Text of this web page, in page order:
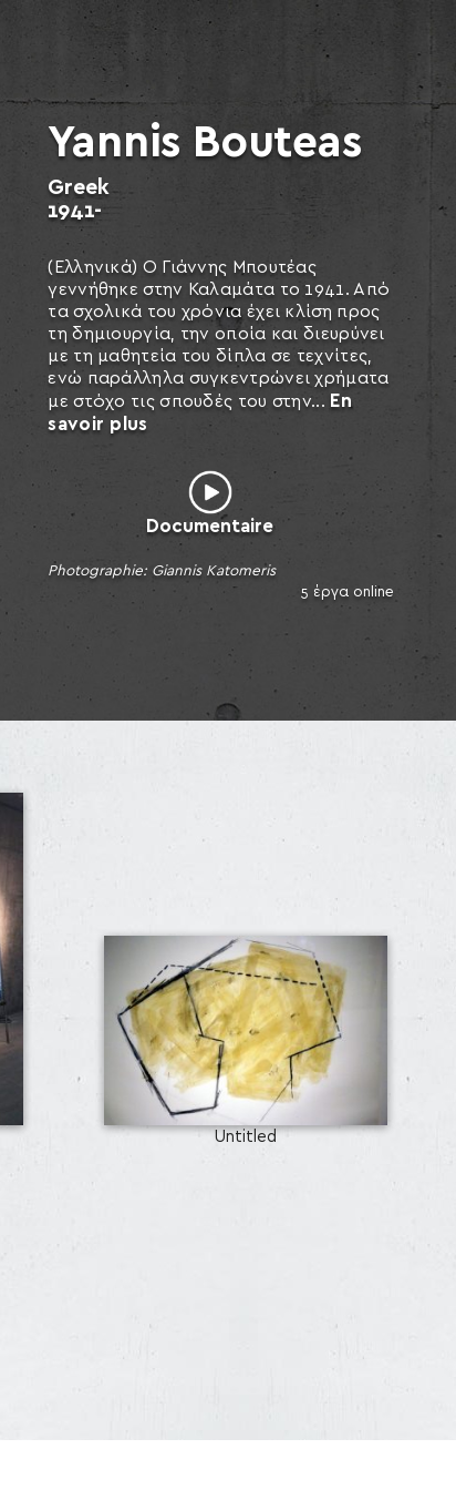
Yannis Bouteas
Greek
1941-
(Ελληνικά) Ο Γιάννης Μπουτέας
γεννήθηκε στην Καλαμάτα το 1941. Από
τα σχολικά του χρόνια έχει κλίση προς
τη δημιουργία, την οποία και διευρύνει
με τη μαθητεία του δίπλα σε τεχνίτες,
ενώ παράλληλα συγκεντρώνει χρήματα
με στόχο τις σπουδές του στην... En
savoir plus
Documentaire
Photographie: Giannis Katomeris
5 έργα online
Untitled